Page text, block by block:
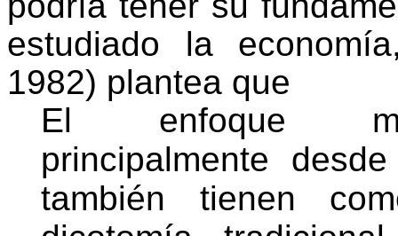
estudiado la
1982) plantea que
El enfoque
principalmente
también tienen